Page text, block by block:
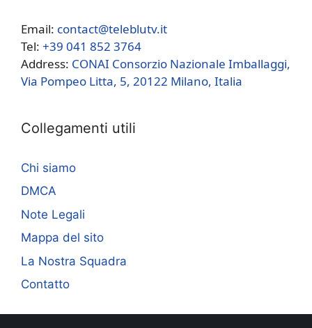
Email: contact@teleblutv.it
Tel: +39 041 852 3764
Address: CONAI Consorzio Nazionale Imballaggi,
Via Pompeo Litta, 5, 20122 Milano, Italia
Collegamenti utili
Chi siamo
DMCA
Note Legali
Mappa del sito
La Nostra Squadra
Contatto